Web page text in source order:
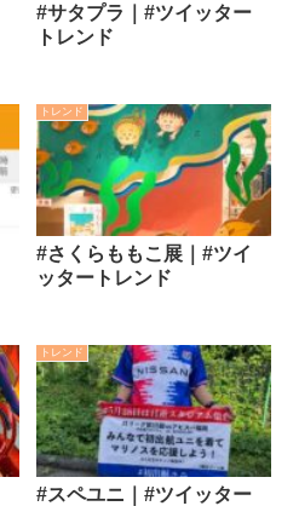
#サタプラ｜#ツイッター
トレンド
トレンド
#さくらももこ展｜#ツイ
ッタートレンド
トレンド
#スペユニ｜#ツイッター